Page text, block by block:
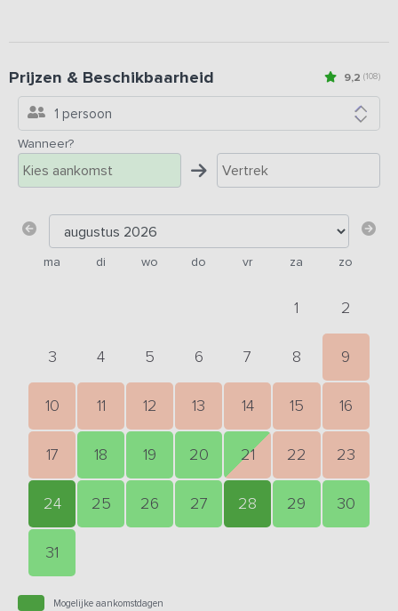
9,2 (108)
Prijzen & Beschikbaarheid
1 persoon
Wanneer?
ma di wo do vr za zo
1 2
3 4 5 6 7 8 9
10 11 12 13 14 15 16
17 18 19 20 21 22 23
24 25 26 27 28 29 30
31
Mogelijke aankomstdagen